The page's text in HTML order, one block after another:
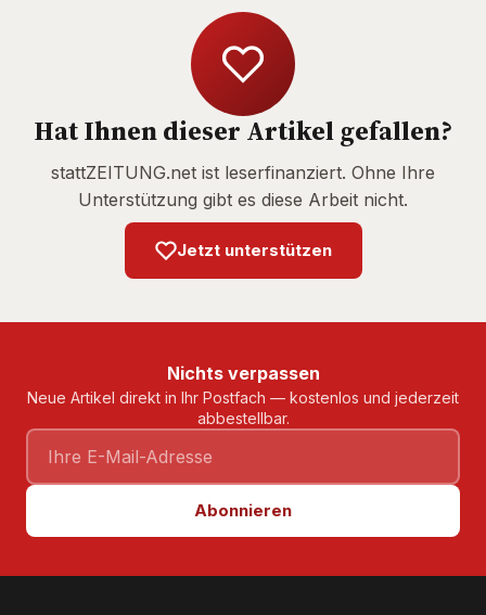
Hat Ihnen dieser Artikel gefallen?
stattZEITUNG.net ist leserfinanziert. Ohne Ihre
Unterstützung gibt es diese Arbeit nicht.
Jetzt unterstützen
Nichts verpassen
Neue Artikel direkt in Ihr Postfach — kostenlos und jederzeit
abbestellbar.
Abonnieren